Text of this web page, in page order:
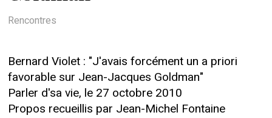
Rencontres
Bernard Violet : "J'avais forcément un a priori
favorable sur Jean-Jacques Goldman"
Parler d'sa vie, le 27 octobre 2010
Propos recueillis par Jean-Michel Fontaine